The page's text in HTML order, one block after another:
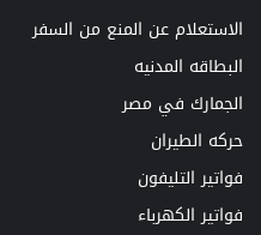
الاستعلام عن المنع من السفر
البطاقه المدنيه
الجمارك في مصر
حركه الطيران
فواتير التليفون
فواتير الكهرباء